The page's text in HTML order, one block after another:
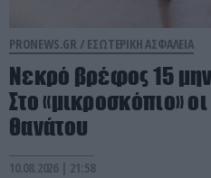
PRONEWS.GR / ΕΣΩΤΕΡΙΚΗ ΑΣΦΑΛΕΙΑ
Νεκρό βρέφος 15
Στο «μικροσκόπιο»
θανάτου
10.08.2026 | 21:58